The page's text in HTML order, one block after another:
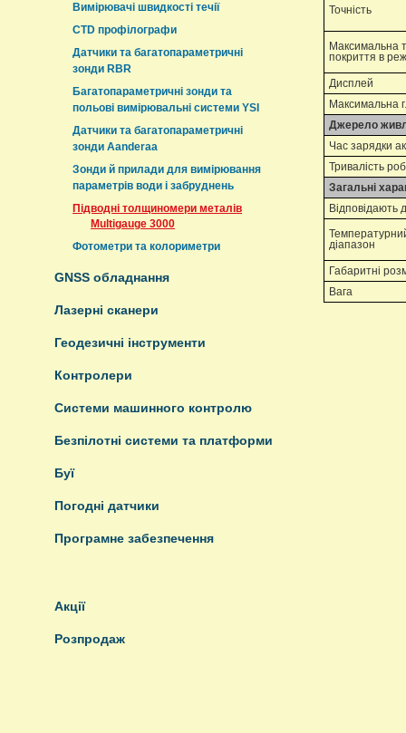
Вимірювачі швидкості течії
CTD профілографи
Датчики та багатопараметричні
зонди RBR
Багатопараметричні зонди та
польові вимірювальні системи YSI
Датчики та багатопараметричні
зонди Aanderaa
Зонди й прилади для вимірювання
параметрів води і забруднень
Підводні толщиномери металів
Multigauge 3000
Фотометри та колориметри
GNSS обладнання
Лазерні сканери
Геодезичні інструменти
Контролери
Системи машинного контролю
Безпілотні системи та платформи
Буї
Погодні датчики
Програмне забезпечення
Акції
Розпродаж
Точність
Максимальна
покриття в
Дисплей
Максимальна
Джерело
Час зарядки
Тривалість
Загальні
Відповідають
діапазон
Габаритні
Вага